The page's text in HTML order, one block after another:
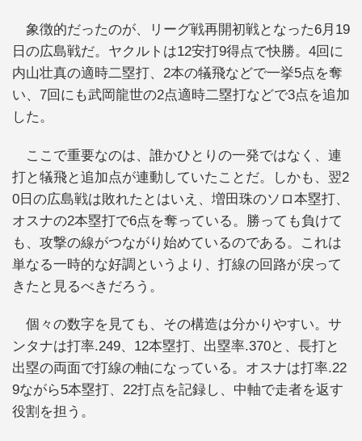
象徴的だったのが、リーグ戦再開初戦となった6月19
日の広島戦だ。ヤクルトは12安打9得点で快勝。4回に
内山壮真の適時二塁打、2本の犠飛などで一挙5点を奪
い、7回にも武岡龍世の2点適時二塁打などで3点を追加
した。
ここで重要なのは、誰かひとりの一発ではなく、連
打と犠飛と追加点が連動していたことだ。しかも、翌2
0日の広島戦は敗れたとはいえ、増田珠のソロ本塁打、
オスナの2本塁打で6点を奪っている。勝っても負けて
も、攻撃の線がつながり始めているのである。これは
単なる一時的な好調というより、打線の回路が戻って
きたと見るべきだろう。
個々の数字を見ても、その構造は分かりやすい。サ
ンタナは打率.249、12本塁打、出塁率.370と、長打と
出塁の両面で打線の軸になっている。オスナは打率.22
9ながら5本塁打、22打点を記録し、中軸で走者を返す
役割を担う。